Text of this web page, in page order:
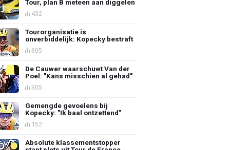
Tour, plan B meteen aan diggelen
432
Tourorganisatie is
onverbiddelijk: Kopecky bestraft
305
De Cauwer waarschuwt Van der
Poel: "Kans misschien al gehad"
305
Gemengde gevoelens bij
Kopecky: "Ik baal ontzettend"
152
Absolute klassementstopper